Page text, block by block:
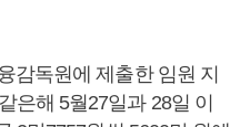
감독원에 제출한 임원 지
은해 5월27일과 28일 이